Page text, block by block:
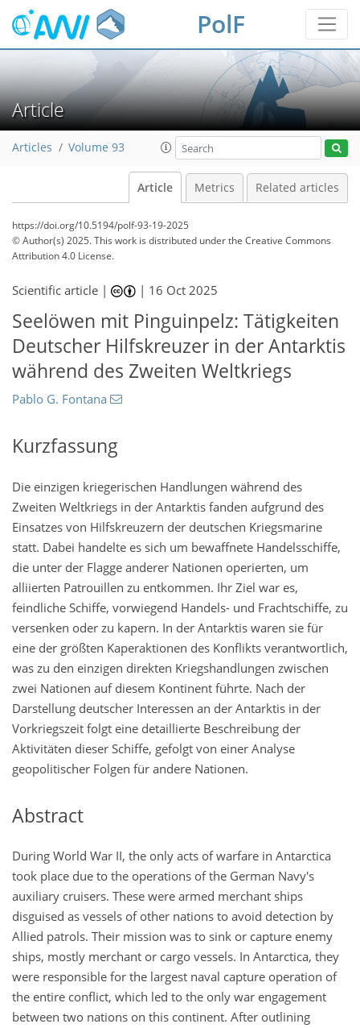
PolF
Article
Articles Volume 93
Article Metrics Related articles
https://doi.org/10.5194/polf-93-19-2025
© Author(s) 2025. This work is distributed underthe Creative Commons
Attribution 4.0 License.
Scientific article | | 16 Oct 2025
Seelöwen mit Pinguinpelz: Tätigkeiten
Deutscher Hilfskreuzer in der Antarktis
während des Zweiten Weltkriegs
Pablo G. Fontana
Kurzfassung
Die einzigen kriegerischen Handlungen während des
Zweiten Weltkriegs in der Antarktis fanden aufgrund des
Einsatzes von Hilfskreuzern der deutschen Kriegsmarine
statt. Dabei handelte es sich um bewaffnete Handelsschiffe,
die unter der Flagge anderer Nationen operierten, um
alliierten Patrouillen zu entkommen. Ihr Ziel war es,
feindliche Schiffe, vorwiegend Handels- und Frachtschiffe, zu
versenken oder zu kapern. In der Antarktis waren sie für
eine der größten Kaperaktionen des Konflikts verantwortlich,
was zu den einzigen direkten Kriegshandlungen zwischen
zwei Nationen auf diesem Kontinent führte. Nach der
Darstellung deutscher Interessen an der Antarktis in der
Vorkriegszeit folgt eine detaillierte Beschreibung der
Aktivitäten dieser Schiffe, gefolgt von einer Analyse
geopolitischer Folgen für andere Nationen.
Abstract
During World War II, the only acts of warfare in Antarctica
took place due to the operations of the German Navy's
auxiliary cruisers. These were armed merchant ships
disguised as vessels of other nations to avoid detection by
Allied patrols. Their mission was to sink or capture enemy
ships, mostly merchant or cargo vessels. In Antarctica, they
were responsible for the largest naval capture operation of
the entire conflict, which led to the only war engagement
between two nations on this continent. After outlining